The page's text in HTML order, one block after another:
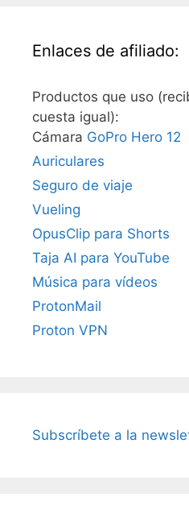
Enlaces de afiliado:
Productos que uso
cuesta igual):
Cámara GoPro Hero 12
Auriculares
Seguro de viaje
Vueling
OpusClip para Shorts
Taja AI para YouTube
Música para vídeos
ProtonMail
Proton VPN
Subscríbete a la